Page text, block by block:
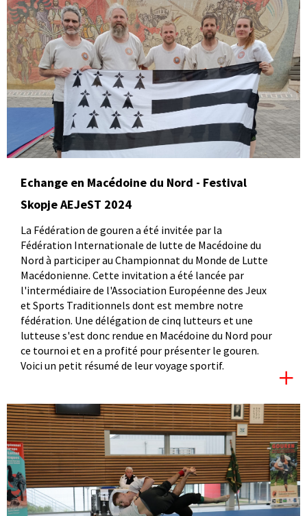
Echange en Macédoine du Nord - Festival
Skopje AEJeST 2024
La Fédération de gouren a été invitée par la
Fédération Internationale de lutte de Macédoine du
Nord à participer au Championnat du Monde de Lutte
Macédonienne. Cette invitation a été lancée par
l'intermédiaire de l'Association Européenne des Jeux
et Sports Traditionnels dont est membre notre
fédération. Une délégation de cinq lutteurs et une
lutteuse s'est donc rendue en Macédoine du Nord pour
ce tournoi et en a profité pour présenter le gouren.
Voici un petit résumé de leur voyage sportif.